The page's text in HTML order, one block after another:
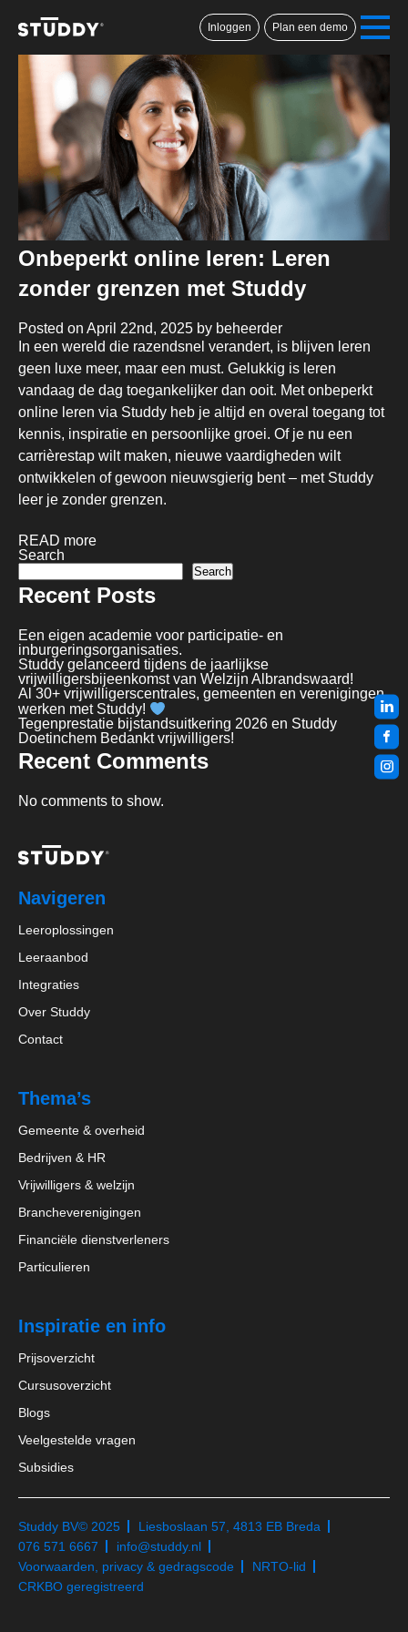
Inloggen Plan een demo
Onbeperkt online leren: Leren
zonder grenzen met Studdy
Posted on April 22nd, 2025 by beheerder
In een wereld die razendsnel verandert, is blijven leren
geen luxe meer, maar een must. Gelukkig is leren
vandaag de dag toegankelijker dan ooit. Met onbeperkt
online leren via Studdy heb je altijd en overal toegang tot
kennis, inspiratie en persoonlijke groei. Of je nu een
carrièrestap wilt maken, nieuwe vaardigheden wilt
ontwikkelen of gewoon nieuwsgierig bent – met Studdy
leer je zonder grenzen.
READ more
Search
Search
Recent Posts
Een eigen academie voor participatie- en
inburgeringsorganisaties.
Studdy gelanceerd tijdens de jaarlijkse
vrijwilligersbijeenkomst van Welzijn Albrandswaard!
Al 30+ vrijwilligerscentrales, gemeenten en verenigingen
werken met Studdy!
Tegenprestatie bijstandsuitkering 2026 en Studdy
Doetinchem Bedankt vrijwilligers!
Recent Comments
No comments to show.
Navigeren
Leeroplossingen
Leeraanbod
Integraties
Over Studdy
Contact
Thema’s
Gemeente & overheid
Bedrijven & HR
Vrijwilligers & welzijn
Brancheverenigingen
Financiële dienstverleners
Particulieren
Inspiratie en info
Prijsoverzicht
Cursusoverzicht
Blogs
Veelgestelde vragen
Subsidies
Studdy BV© 2025
Liesboslaan 57, 4813 EB Breda
076 571 6667
info@studdy.nl
Voorwaarden, privacy & gedragscode
NRTO-lid
CRKBO geregistreerd